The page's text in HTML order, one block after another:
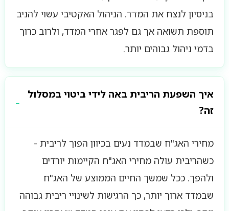
בניסיון לנצח את המדד. הניהול האקטיבי עשוי להניב
תוספת תשואה אך גם לפגר אחרי המדד, ולרוב כרוך
בדמי ניהול גבוהים יותר.
איך השפעת הריבית באה לידי ביטוי במסלול
זה?
מחירי האג"ח שבמדד נעים בכיוון הפוך לריבית -
כשהריבית עולה מחירי האג"ח הקיימות יורדים
ולהפך. ככל שמשך החיים הממוצע של האג"ח
שבמדד ארוך יותר, כך הרגישות לשינויי ריבית גבוהה